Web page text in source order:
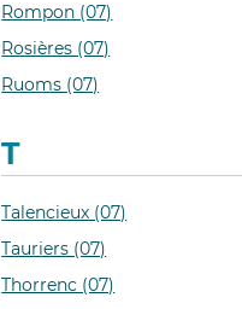
Rompon (07)
Rosières (07)
Ruoms (07)
T
Talencieux (07)
Tauriers (07)
Thorrenc (07)